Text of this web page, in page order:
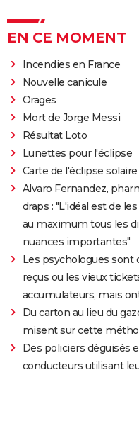
EN CE MOMENT
Incendies en France
Nouvelle canicule
Orages
Mort de Jorge Messi
Résultat Loto
Lunettes pour l'éclipse
Carte de l'éclipse solaire
Alvaro Fernandez,
draps : "L'idéal est de
au maximum tous les
nuances importantes"
Les psychologues sont
reçus ou les vieux
accumulateurs, mais
Du carton au lieu du
misent sur cette
Des policiers déguisés
conducteurs utilisant